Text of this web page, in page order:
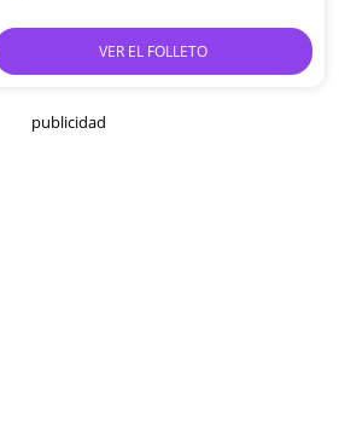
VER EL FOLLETO
publicidad